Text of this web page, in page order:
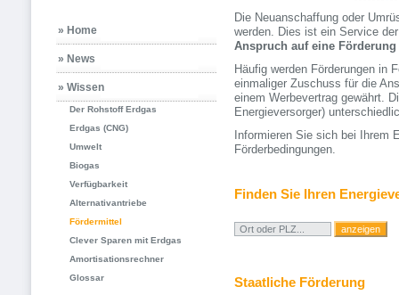
» Home
» News
» Wissen
Der Rohstoff Erdgas
Erdgas (CNG)
Umwelt
Biogas
Verfügbarkeit
Alternativantriebe
Fördermittel
Clever Sparen mit Erdgas
Amortisationsrechner
Glossar
Die Neuanschaffung oder
werden. Dies ist ein Service
Anspruch auf eine
Häufig werden Förderungen in
einmaliger Zuschuss für die
einem Werbevertrag gewährt.
Energieversorger)
Informieren Sie sich bei Ihrem
Förderbedingungen.
Finden Sie Ihren
Staatliche Förderung